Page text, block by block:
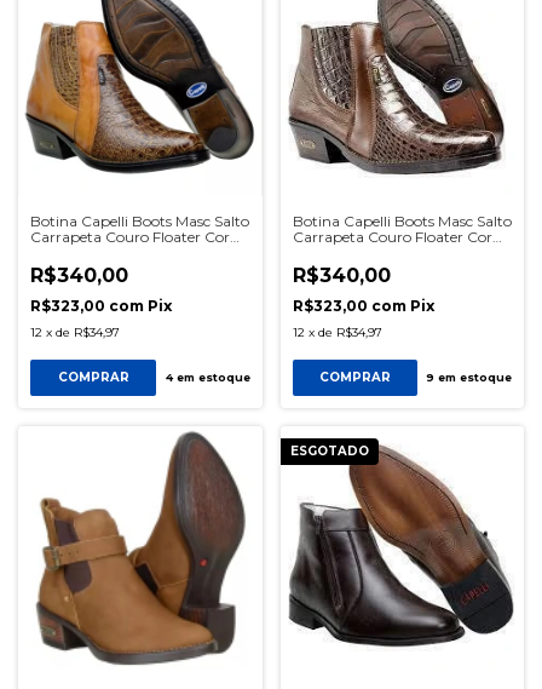
Botina Capelli Boots Masc Salto
Carrapeta Couro Floater Cor
R$340,00
R$323,00 com Pix
12 x de R$34,97
COMPRAR 4em estoque
Botina Capelli Boots Masc Salto
Carrapeta Couro Floater Cor
R$340,00
R$323,00 com Pix
12 x de R$34,97
COMPRAR 9 em estoque
ESGOTADO